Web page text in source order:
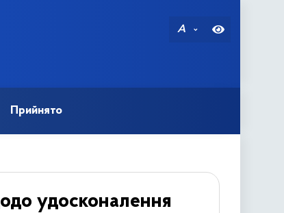
A
Прийнято
удосконалення